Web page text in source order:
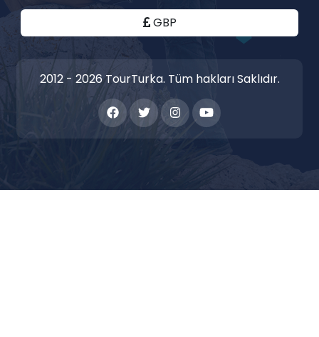
GBP
2012 - 2026 TourTurka. Tüm hakları Saklıdır.